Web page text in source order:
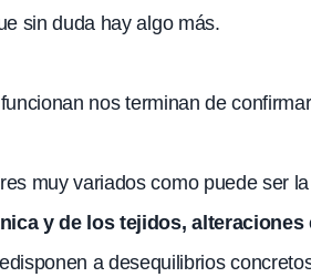
sin duda hay algo más.
nos terminan de
muy variados como puede ser
y de los tejidos, alteraciones
a desequilibrios